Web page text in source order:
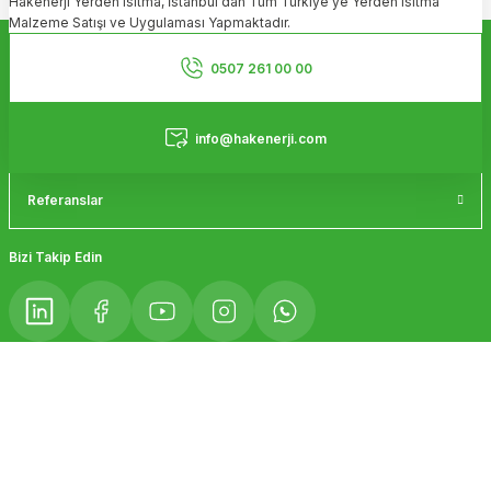
Ürün açıklamasında eksik bilgiler bulunuyor.
Ürün bilgilerinde hatalar bulunuyor.
Ürün fiyatı diğer sitelerden daha pahalı.
Bu ürüne benzer farklı alternatifler olmalı.
Malzeme Satışı ve Uygulaması Yapmaktadır.
0507 261 00 00
info@hakenerji.com
Referanslar
Bizi Takip Edin